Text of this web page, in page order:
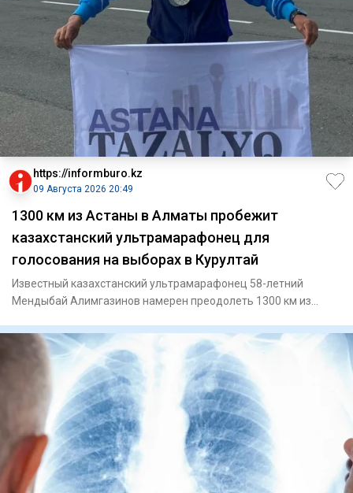
https://informburo.kz
09 Августа 2026 20:49
1300 км из Астаны в Алматы пробежит
казахстанский ультрамарафонец для
голосования на выборах в Курултай
Известный казахстанский ультрамарафонец 58-летний
Мендыбай Алимгазинов намерен преодолеть 1300 км из